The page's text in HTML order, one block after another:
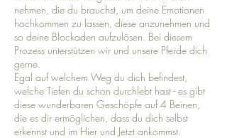
nehmen, die du brauchst, um deine Emotionen
hochkommen zu lassen, diese anzunehmen und
so deine Blockaden aufzulösen. Bei diesem
Prozess unterstützen wir und unsere Pferde dich
gerne.
Egal auf welchem Weg du dich befindest,
welche Tiefen du schon durchlebt hast - es gibt
diese wunderbaren Geschöpfe auf 4 Beinen,
die es dir ermöglichen, dass du dich selbst
erkennst und im Hier und Jetzt ankommst.